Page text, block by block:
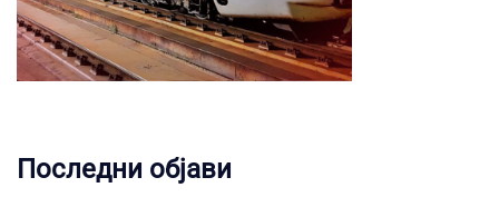
Последни објави